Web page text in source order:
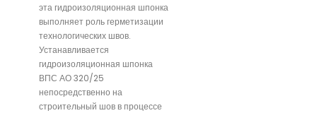
эта гидроизоляционная шпонка
выполняет роль герметизации
технологических швов.
Устанавливается
гидроизоляционная шпонка
ВПС АО 320/25
непосредственно на
строительный шов в процессе